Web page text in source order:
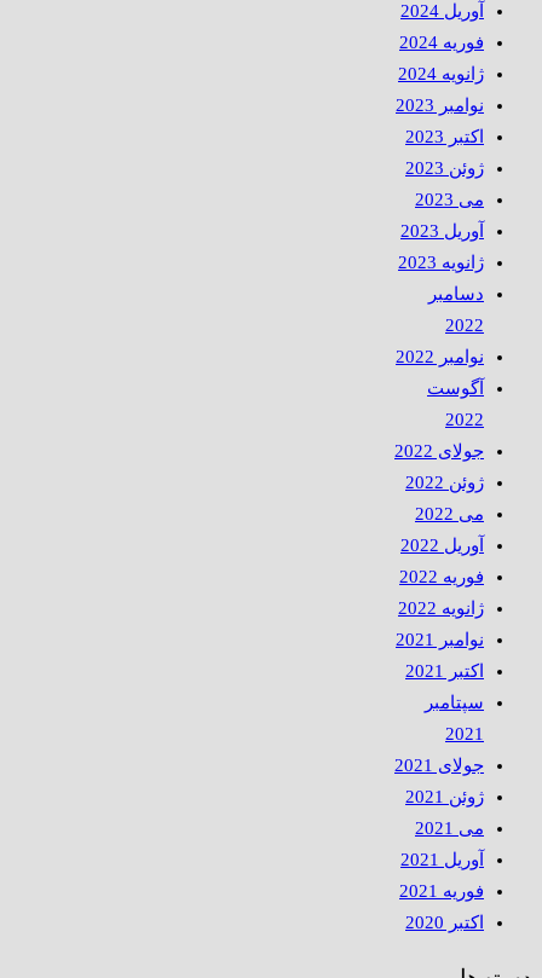
آوریل 2024
فوریه 2024
ژانویه 2024
نوامبر 2023
اکتبر 2023
ژوئن 2023
می 2023
آوریل 2023
ژانویه 2023
دسامبر
2022
نوامبر 2022
آگوست
2022
جولای 2022
ژوئن 2022
می 2022
آوریل 2022
فوریه 2022
ژانویه 2022
نوامبر 2021
اکتبر 2021
سپتامبر
2021
جولای 2021
ژوئن 2021
می 2021
آوریل 2021
فوریه 2021
اکتبر 2020